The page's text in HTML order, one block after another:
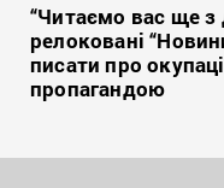
“Читаємо вас ще з
релоковані
писати про
пропагандою